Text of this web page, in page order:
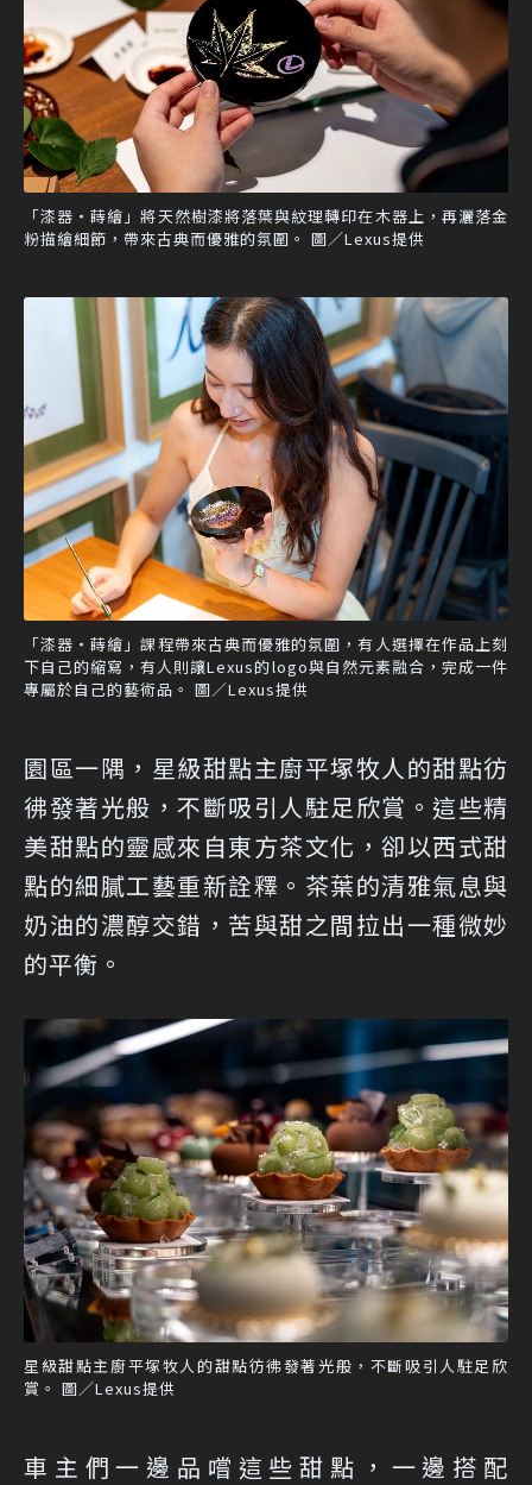
「漆器・蒔繪」將天然樹漆將落葉與紋理轉印在木器上，再灑落金
粉描繪細節，帶來古典而優雅的氛圍。 圖／Lexus提供
「漆器・蒔繪」課程帶來古典而優雅的氛圍，有人選擇在作品上刻
下自己的縮寫，有人則讓Lexus的logo與自然元素融合，完成一件
專屬於自己的藝術品。 圖／Lexus提供
園區一隅，星級甜點主廚平塚牧人的甜點彷
彿發著光般，不斷吸引人駐足欣賞。這些精
美甜點的靈感來自東方茶文化，卻以西式甜
點的細膩工藝重新詮釋。茶葉的清雅氣息與
奶油的濃醇交錯，苦與甜之間拉出一種微妙
的平衡。
星級甜點主廚平塚牧人的甜點彷彿發著光般，不斷吸引人駐足欣
賞。 圖／Lexus提供
車主們一邊品嚐這些甜點，一邊搭配